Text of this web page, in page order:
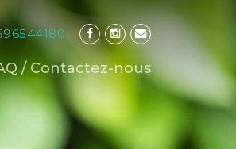
/ Contactez-nous